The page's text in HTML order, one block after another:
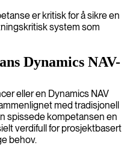
er kritisk for å sikre en
system som
Dynamics NAV-
eller en Dynamics NAV
med tradisjonell
spissede kompetansen en
verdifull for prosjektbasert
behov.